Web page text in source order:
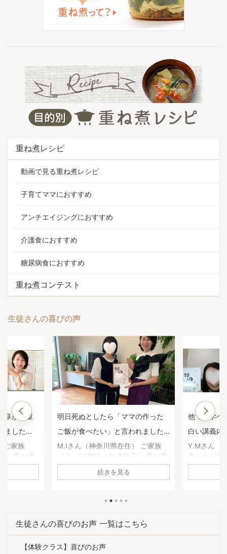
重ね煮レシピ
動画で見る重ね煮レシピ
子育てママにおすすめ
アンチエイジングにおすすめ
介護食におすすめ
糖尿病食におすすめ
重ね煮コンテスト
生徒さんの喜びの声
の作った
れました
生徒さ
ご家族
） 重ね煮
に悩んで
レステロ
・気持ち
ました。
他では学べない、一生役に立つ面
白い講義内容でした。【重ね煮ア
カデミー基礎科生徒さんのお声】
Y.Mさん（静岡県在住） 基礎科へ
進もうと思った理由は何ですか？
養生科がとても面白かったので、
続けようと思いました。1年を通し
や油について、深く学べたこと。
手当について。 どれも大切な知恵
ですが、他で学ぶことは出来ませ
続きを見る
子どもの鼻
いた1年前
煮アカデミ
高瀬恵子さ
科へ進も
か？ 養生
ていること
生徒さんの喜びのお声 一覧はこちら
【体験クラス】喜びのお声